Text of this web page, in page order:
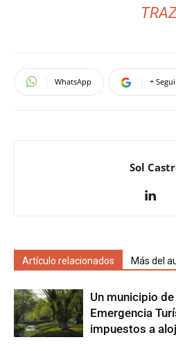
WhatsApp +
Sol
Artículo relacionados Más del
Un municipio
Emergencia
impuestos a